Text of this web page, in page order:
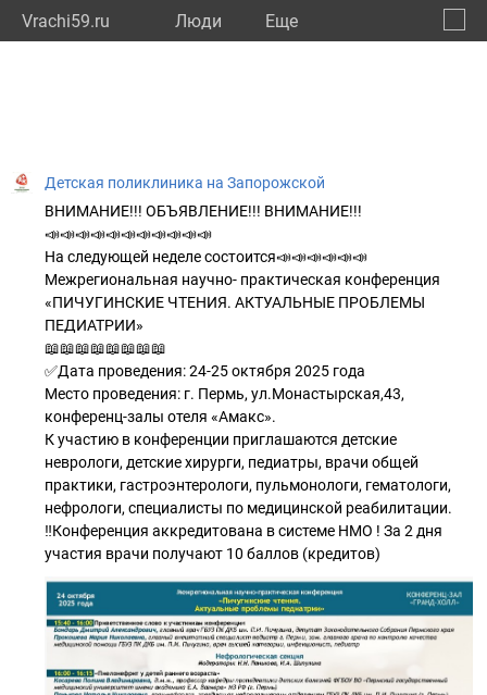
Vrachi59.ru Люди Eще
Детская поликлиника на Запорожской
ВНИМАНИЕ!!! ОБЪЯВЛЕНИЕ!!! ВНИМАНИЕ!!!
📣📣📣📣📣📣📣📣📣📣📣
На следующей неделе состоится📣📣📣📣📣📣
Межрегиональная научно- практическая конференция
«ПИЧУГИНСКИЕ ЧТЕНИЯ. АКТУАЛЬНЫЕ ПРОБЛЕМЫ
ПЕДИАТРИИ»
📖📖📖📖📖📖📖📖
✅Дата проведения: 24-25 октября 2025 года
Место проведения: г. Пермь, ул.Монастырская,43,
конференц-залы отеля «Амакс».
К участию в конференции приглашаются детские
неврологи, детские хирурги, педиатры, врачи общей
практики, гастроэнтерологи, пульмонологи, гематологи,
нефрологи, специалисты по медицинской реабилитации.
‼Конференция аккредитована в системе НМО ! За 2 дня
участия врачи получают 10 баллов (кредитов)